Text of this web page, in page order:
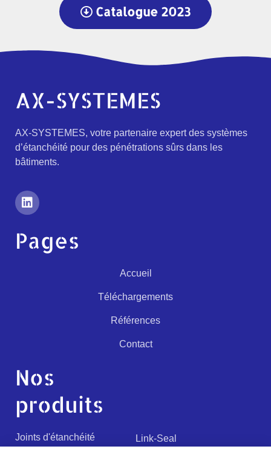
Catalogue 2023
AX-SYSTEMES
AX-SYSTEMES, votre partenaire expert des systèmes
d’étanchéité pour des pénétrations sûrs dans les
bâtiments.
Pages
Accueil
Téléchargements
Références
Contact
Nos
produits
Joints d'étanchéité Link-Seal